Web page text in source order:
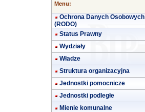
Menu:
Ochrona Danych Osobowych
(RODO)
Status Prawny
Wydziały
Władze
Struktura organizacyjna
Jednostki pomocnicze
Jednostki podległe
Mienie komunalne